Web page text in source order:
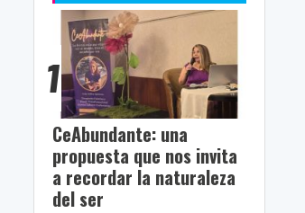
1
CeAbundante: una
propuesta que nos invita
a recordar la naturaleza
del ser